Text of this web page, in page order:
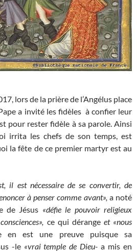
lors de la prière de l’Angélus place
a invité les fidèles à confier leur
pour rester fidèle à sa parole. Ainsi
irrita les chefs de son temps, est
la fête de ce premier martyr est au
il est nécessaire de se convertir, de
à penser comme avant», a noté
de Jésus «défie le pouvoir religieux
ce qui dérange et «nous
en est une preuve puisque sa
-le «vrai temple de Dieu- a mis en